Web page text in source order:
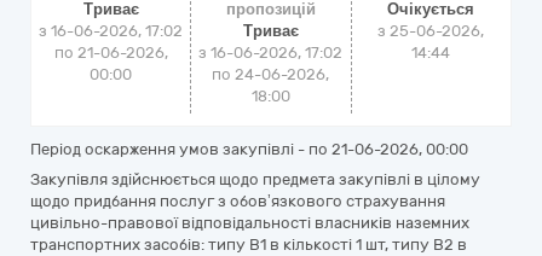
Триває
з 16-06-2026, 17:02
по 21-06-2026,
00:00
пропозицій
Триває
з 16-06-2026, 17:02
по 24-06-2026,
18:00
Очікується
з25-06-2026,
14:44
Період оскарження умов закупівлі - по 21-06-2026, 00:00
Закупівля здійснюється щодо предмета закупівлі в цілому
щодо придбання послуг з обовʼязкового страхування
цивільно-правової відповідальності власників наземних
транспортних засобів: типу В1 в кількості 1 шт, типу В2 в